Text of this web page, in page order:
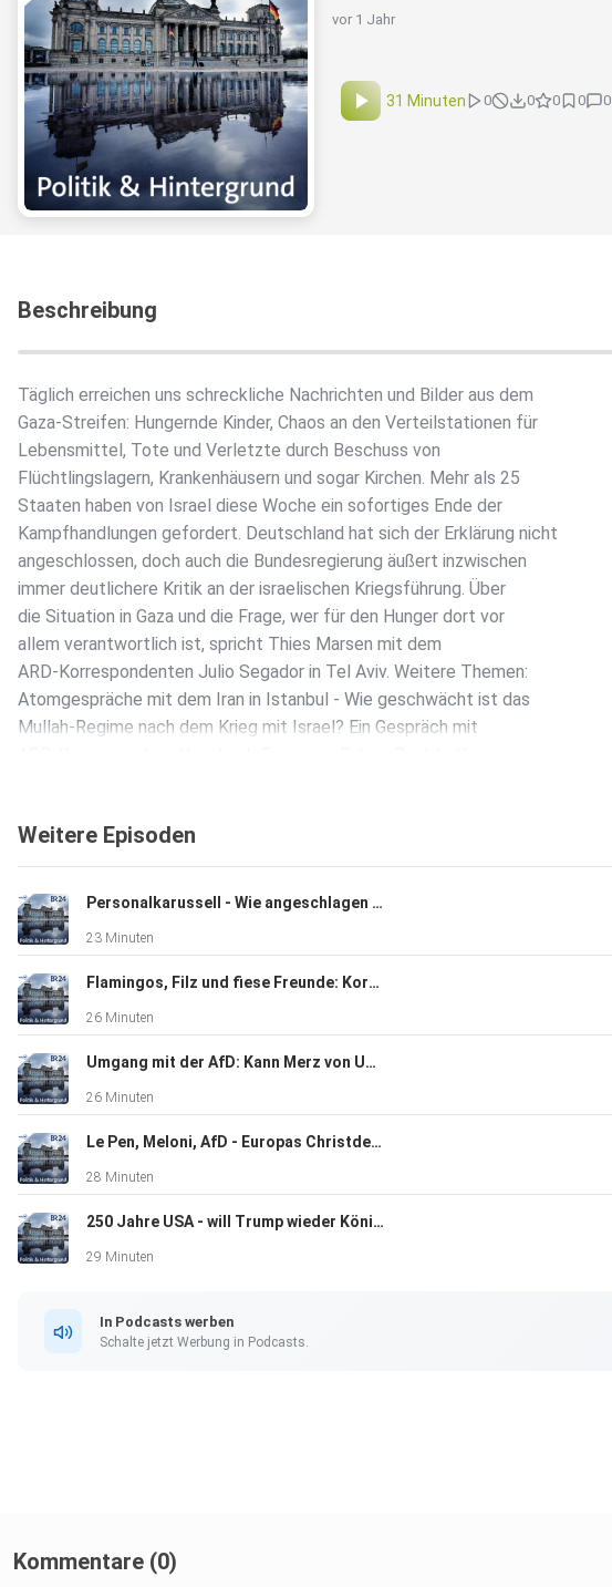
vor 1 Jahr
31 Minuten 0 0 0 0 0
Beschreibung
Täglich erreichen uns schreckliche Nachrichten und Bilder aus dem
Gaza-Streifen: Hungernde Kinder, Chaos an den Verteilstationen für
Lebensmittel, Tote und Verletzte durch Beschuss von
Flüchtlingslagern, Krankenhäusern und sogar Kirchen. Mehr als 25
Staaten haben von Israel diese Woche ein sofortiges Ende der
Kampfhandlungen gefordert. Deutschland hat sich der Erklärung nicht
angeschlossen, doch auch die Bundesregierung äußert inzwischen
immer deutlichere Kritik an der israelischen Kriegsführung. Über
die Situation in Gaza und die Frage, wer für den Hunger dort vor
allem verantwortlich ist, spricht Thies Marsen mit dem
ARD-Korrespondenten Julio Segador in Tel Aviv. Weitere Themen:
Atomgespräche mit dem Iran in Istanbul - Wie geschwächt ist das
Mullah-Regime nach dem Krieg mit Israel? Ein Gespräch mit
Nina Landhofer.
Weitere Episoden
Personalkarussell - Wie angeschlagen ist der Kanzler?
23 Minuten
Flamingos, Filz und fiese Freunde: Korruption von A-lbanien bis U-SA
26 Minuten
Umgang mit der AfD: Kann Merz von Ungarn lernen?
26 Minuten
Le Pen, Meloni, AfD - Europas Christdemokraten und ihr Umgang mit Rechtsaußen
28 Minuten
250 Jahre USA - will Trump wieder König sein?
29 Minuten
In Podcasts werben
Schalte jetzt Werbung in Podcasts.
Kommentare (0)